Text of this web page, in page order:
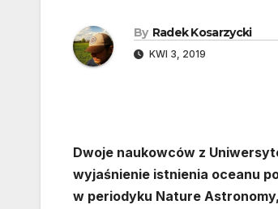
By Radek Kosarzycki
KWI 3, 2019
Dwoje naukowców z
wyjaśnienie istnienia oceanu
w periodyku Nature